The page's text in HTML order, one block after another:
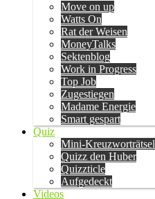
Move on up
Watts On
Rat der Weisen
MoneyTalks
Sektenblog
Work in Progress
Top Job
Zugestiegen
Madame Energie
Smart gespart
Quiz
Mini-Kreuzworträtsel
Quizz den Huber
Quizzticle
Aufgedeckt
Videos